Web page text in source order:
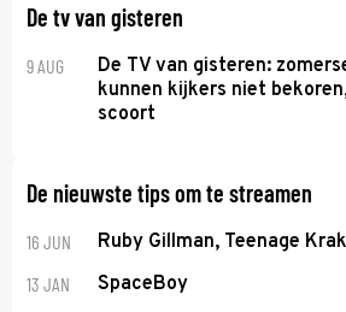
De tv van gisteren
9 AUG
De TV van gisteren:
kunnen kijkers niet
scoort
De nieuwste tips om te streamen
16 JUN Ruby Gillman, Teenage
13 JAN SpaceBoy